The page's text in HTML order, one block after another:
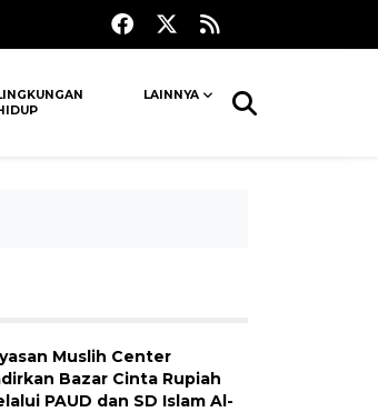
LAINNYA
Muslih Center
Bazar Cinta Rupiah
PAUD dan SD Islam Al-